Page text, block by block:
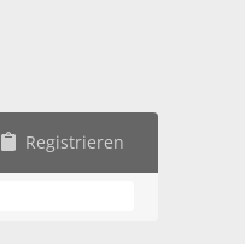
Registrieren